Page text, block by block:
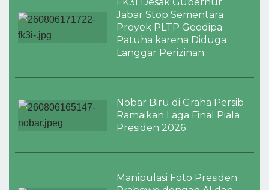
FK3I Desak Gubernur
Jabar Stop Sementara
Proyek PLTP Geodipa
Patuha karena Diduga
Langgar Perizinan
Nobar Biru di Graha Persib
Ramaikan Laga Final Piala
Presiden 2026
Manipulasi Foto Presiden